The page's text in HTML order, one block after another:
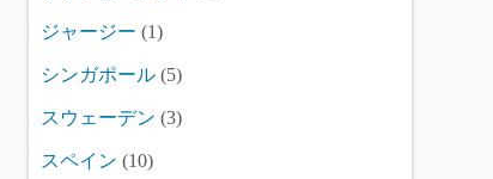
ジャージー (1)
シンガポール (5)
スウェーデン (3)
スペイン (10)